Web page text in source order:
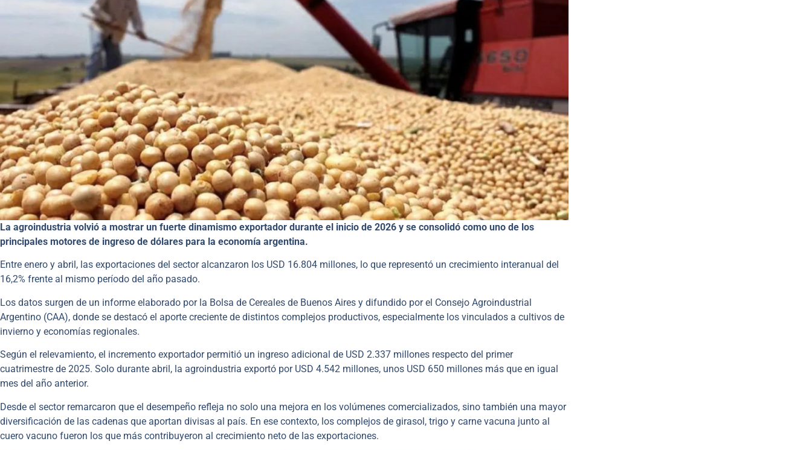
La agroindustria volvió a mostrar un fuerte dinamismo exportador durante el inicio de 2026 y se consolidó como uno de los
principales motores de ingreso de dólares para la economía argentina.
Entre enero y abril, las exportaciones del sector alcanzaron los USD 16.804 millones, lo que representó un crecimiento interanual del
16,2% frente al mismo período del año pasado.
Los datos surgen de un informe elaborado por la Bolsa de Cereales de Buenos Aires y difundido por el Consejo Agroindustrial
Argentino (CAA), donde se destacó el aporte creciente de distintos complejos productivos, especialmente los vinculados a cultivos de
invierno y economías regionales.
Según el relevamiento, el incremento exportador permitió un ingreso adicional de USD 2.337 millones respecto del primer
cuatrimestre de 2025. Solo durante abril, la agroindustria exportó por USD 4.542 millones, unos USD 650 millones más que en igual
mes del año anterior.
Desde el sector remarcaron que el desempeño refleja no solo una mejora en los volúmenes comercializados, sino también una mayor
diversificación de las cadenas que aportan divisas al país. En ese contexto, los complejos de girasol, trigo y carne vacuna junto al
cuero vacuno fueron los que más contribuyeron al crecimiento neto de las exportaciones.